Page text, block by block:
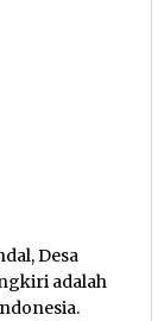
Desa
adalah